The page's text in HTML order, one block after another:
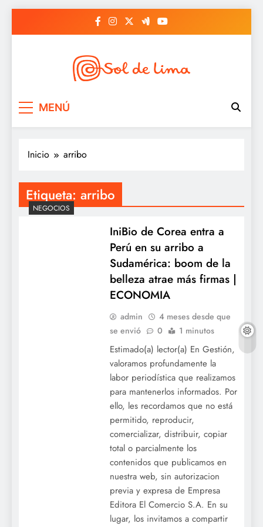
MENÚ
Inicio arribo
Etiqueta: arribo
NEGOCIOS
IniBio de Corea entra a
Perú en su arribo a
Sudamérica: boom de la
belleza atrae más firmas |
ECONOMIA
admin
4 meses desde que
se envió
0 1 minutos
Estimado(a) lector(a) En Gestión,
valoramos profundamente la
labor periodística que realizamos
para mantenerlos informados. Por
ello, les recordamos que no está
permitido, reproducir,
comercializar, distribuir, copiar
total o parcialmente los
contenidos que publicamos en
nuestra web, sin autorizacion
previa y expresa de Empresa
Editora El Comercio S.A. En su
lugar, los invitamos a compartir